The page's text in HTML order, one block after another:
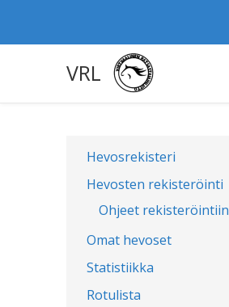
VRL
Hevosrekisteri
Hevosten rekisteröinti
Ohjeet rekisteröintiin
Omat hevoset
Statistiikka
Rotulista